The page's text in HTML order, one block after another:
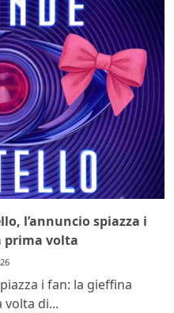
l’annuncio spiazza i
prima volta
i fan: la gieffina
di...